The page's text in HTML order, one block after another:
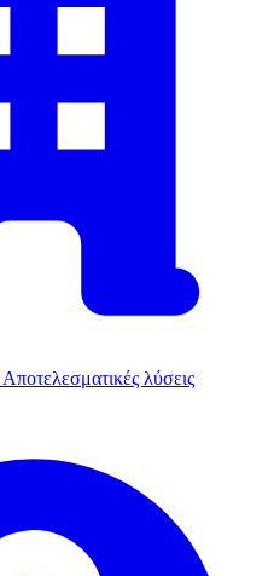
Αποτελεσματικές λύσεις